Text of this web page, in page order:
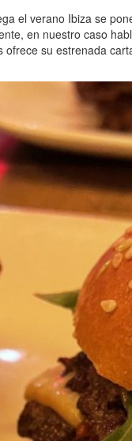
el verano Ibiza se
en nuestro caso
ofrece su estrenada